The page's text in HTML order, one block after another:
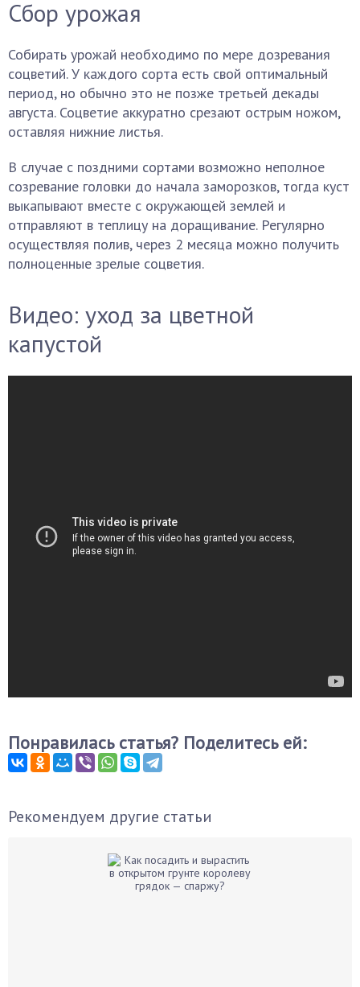
Сбор урожая
Собирать урожай необходимо по мере дозревания
соцветий. У каждого сорта есть свой оптимальный
период, но обычно это не позже третьей декады
августа. Соцветие аккуратно срезают острым ножом,
оставляя нижние листья.
В случае с поздними сортами возможно неполное
созревание головки до начала заморозков, тогда куст
выкапывают вместе с окружающей землей и
отправляют в теплицу на доращивание. Регулярно
осуществляя полив, через 2 месяца можно получить
полноценные зрелые соцветия.
Видео: уход за цветной
капустой
Понравилась статья? Поделитесь ей:
Рекомендуем другие статьи